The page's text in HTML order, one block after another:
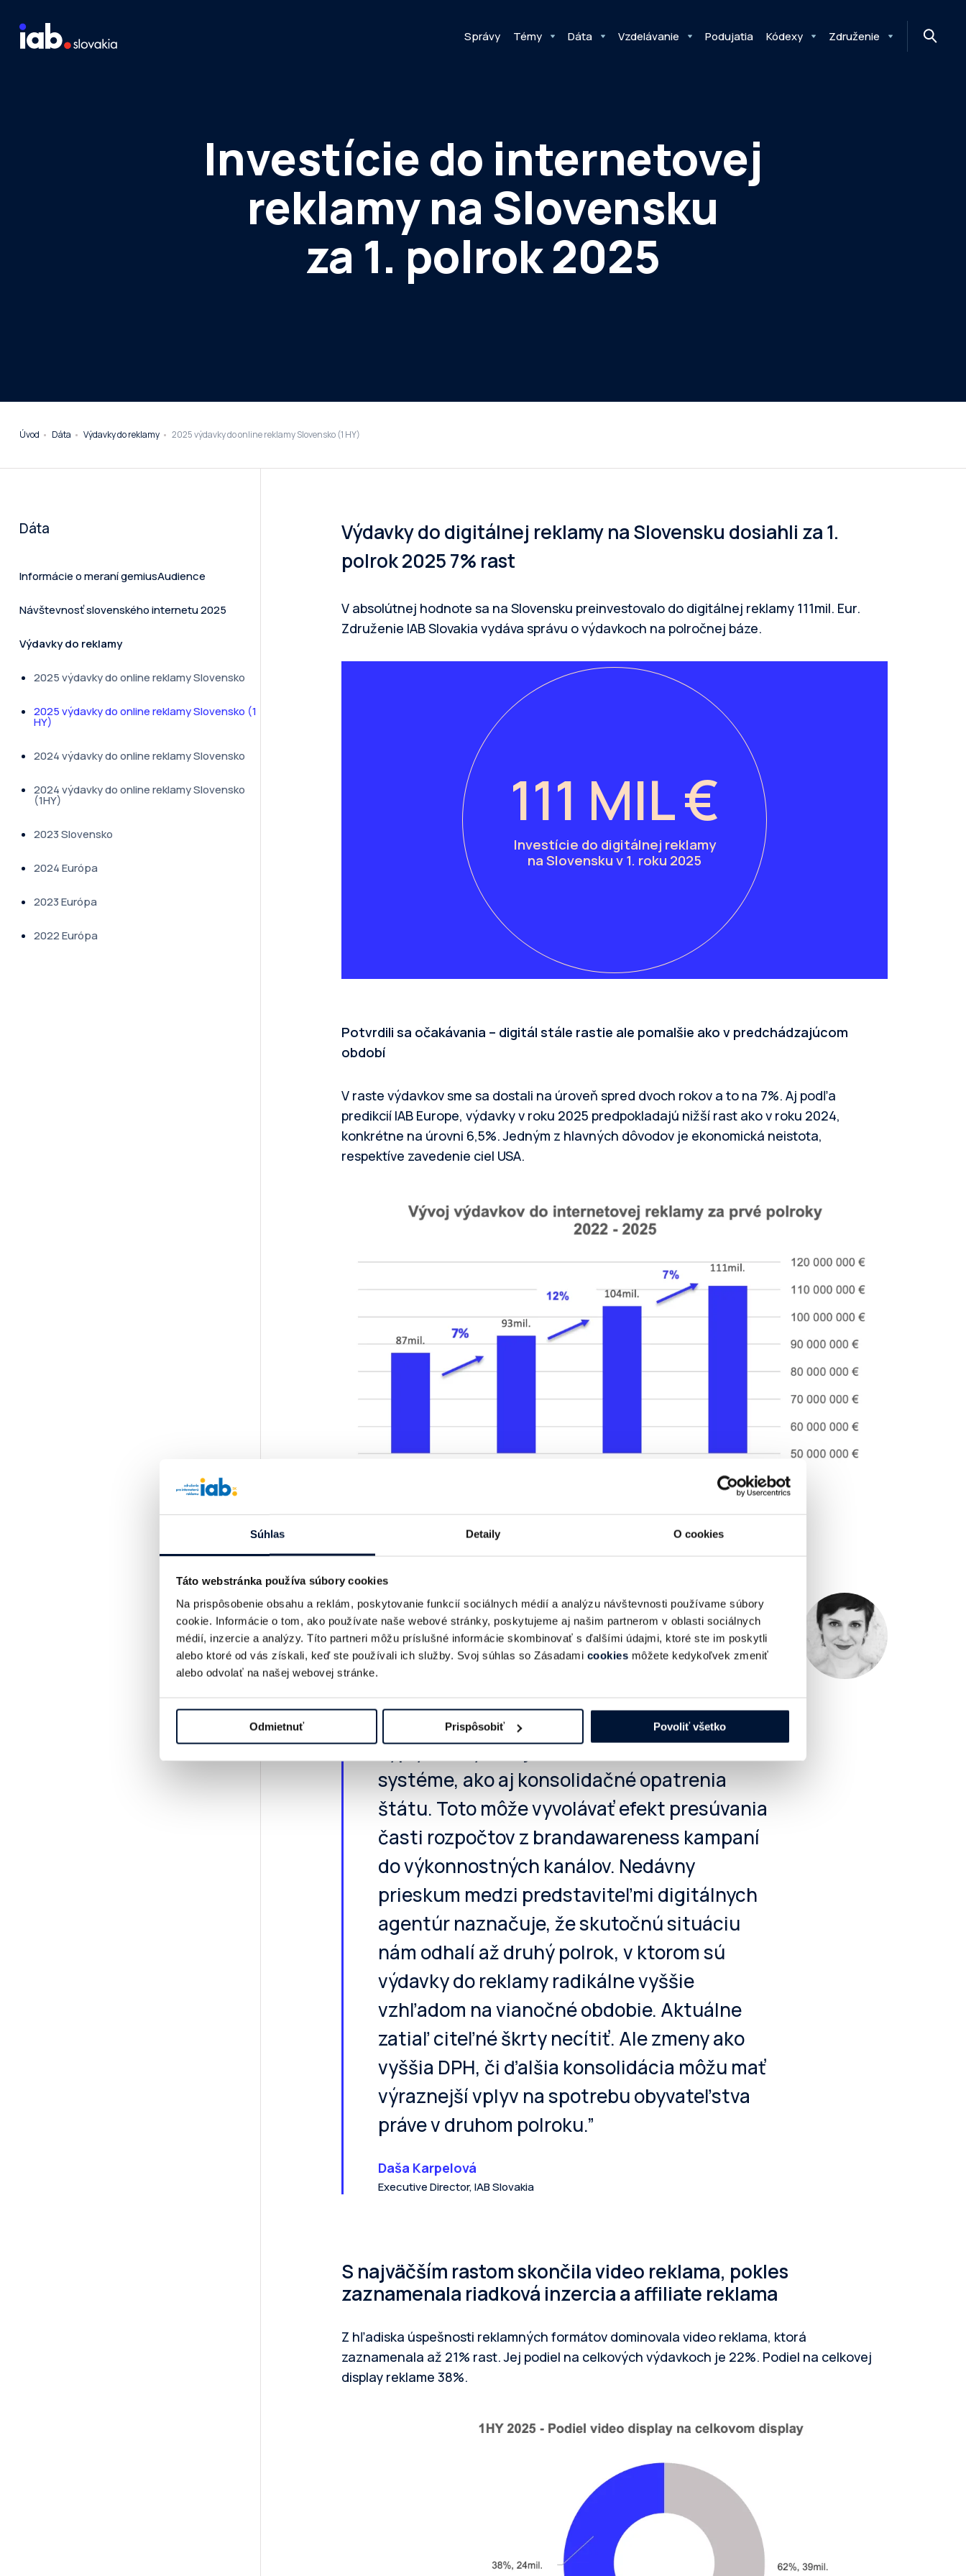
Súhlas Detaily O cookies
Táto webstránka používa súbory cookies
Na prispôsobenie obsahu a reklám, poskytovanie funkcií sociálnych médií a analýzu návštevnosti používame súbory
cookie. Informácie o tom, ako používate naše webové stránky, poskytujeme aj našim partnerom v oblasti sociálnych
médií, inzercie a analýzy. Títo partneri môžu príslušné informácie skombinovať s ďalšími údajmi, ktoré ste im poskytli
alebo ktoré od vás získali, keď ste používali ich služby. Svoj súhlas so Zásadami cookies môžete kedykoľvek zmeniť
alebo odvolať na našej webovej stránke.
Odmietnuť Prispôsobiť Povoliť všetko
Správy Témy Dáta Vzdelávanie Podujatia Kódexy Združenie
Staň sa členom MONITOR DIMAQ NEWSLETTER
Investície do internetovej
reklamy na Slovensku
za 1. polrok 2025
Úvod Dáta Výdavky do reklamy 2025 výdavky do online reklamy Slovensko (1 HY)
Dáta
Informácie o meraní gemiusAudience
Návštevnosť slovenského internetu 2025
Výdavky do reklamy
2025 výdavky do online reklamy Slovensko
2025 výdavky do online reklamy Slovensko (1
HY)
2024 výdavky do online reklamy Slovensko
2024 výdavky do online reklamy Slovensko
(1HY)
2023 Slovensko
2024 Európa
2023 Európa
2022 Európa
Výdavky do digitálnej reklamy na Slovensku dosiahli za 1.
polrok 2025 7% rast
V absolútnej hodnote sa na Slovensku preinvestovalo do digitálnej reklamy 111mil. Eur.
Združenie IAB Slovakia vydáva správu o výdavkoch na polročnej báze.
111 MIL €
Investície do digitálnej reklamy
na Slovensku v 1. roku 2025
Potvrdili sa očakávania – digitál stále rastie ale pomalšie ako v predchádzajúcom
období
V raste výdavkov sme sa dostali na úroveň spred dvoch rokov a to na 7%. Aj podľa
predikcií IAB Europe, výdavky v roku 2025 predpokladajú nižší rast ako v roku 2024,
konkrétne na úrovni 6,5%. Jedným z hlavných dôvodov je ekonomická neistota,
respektíve zavedenie ciel USA.
“Dosiahnutý 7% rast je ťahaný výdavkami do
nadnárodných platforiem ako sú Facebook či
Google. Na Slovensku je badať opatrnosť
zadávateľov z hľadiska míňania
marketingových rozpočtov. Táto neistota
vyplýva z vysokej inflácie, zmien v daňovom
systéme, ako aj konsolidačné opatrenia
štátu. Toto môže vyvolávať efekt presúvania
časti rozpočtov z brandawareness kampaní
do výkonnostných kanálov. Nedávny
prieskum medzi predstaviteľmi digitálnych
agentúr naznačuje, že skutočnú situáciu
nám odhalí až druhý polrok, v ktorom sú
výdavky do reklamy radikálne vyššie
vzhľadom na vianočné obdobie. Aktuálne
zatiaľ citeľné škrty necítiť. Ale zmeny ako
vyššia DPH, či ďalšia konsolidácia môžu mať
výraznejší vplyv na spotrebu obyvateľstva
práve v druhom polroku.”
Daša Karpelová
Executive Director, IAB Slovakia
S najväčším rastom skončila video reklama, pokles
zaznamenala riadková inzercia a affiliate reklama
Z hľadiska úspešnosti reklamných formátov dominovala video reklama, ktorá
zaznamenala až 21% rast. Jej podiel na celkových výdavkoch je 22%. Podiel na celkovej
display reklame 38%.